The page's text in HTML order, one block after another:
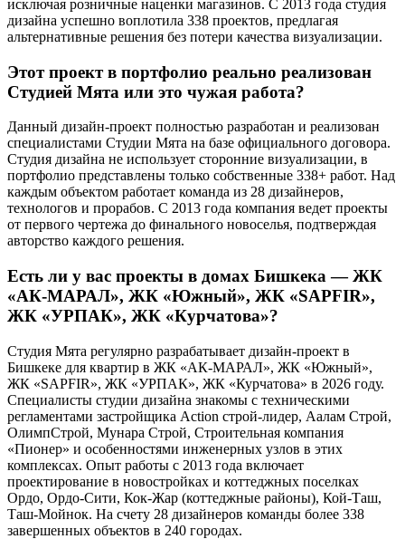
исключая розничные наценки магазинов. С 2013 года студия
дизайна успешно воплотила 338 проектов, предлагая
альтернативные решения без потери качества визуализации.
Этот проект в портфолио реально реализован
Студией Мята или это чужая работа?
Данный дизайн-проект полностью разработан и реализован
специалистами Студии Мята на базе официального договора.
Студия дизайна не использует сторонние визуализации, в
портфолио представлены только собственные 338+ работ. Над
каждым объектом работает команда из 28 дизайнеров,
технологов и прорабов. С 2013 года компания ведет проекты
от первого чертежа до финального новоселья, подтверждая
авторство каждого решения.
Есть ли у вас проекты в домах Бишкека — ЖК
«АК-МАРАЛ», ЖК «Южный», ЖК «SAPFIR»,
ЖК «УРПАК», ЖК «Курчатова»?
Студия Мята регулярно разрабатывает дизайн-проект в
Бишкеке для квартир в ЖК «АК-МАРАЛ», ЖК «Южный»,
ЖК «SAPFIR», ЖК «УРПАК», ЖК «Курчатова» в 2026 году.
Специалисты студии дизайна знакомы с техническими
регламентами застройщика Action строй-лидер, Аалам Строй,
ОлимпСтрой, Мунара Строй, Строительная компания
«Пионер» и особенностями инженерных узлов в этих
комплексах. Опыт работы с 2013 года включает
проектирование в новостройках и коттеджных поселках
Ордо, Ордо-Сити, Кок-Жар (коттеджные районы), Кой-Таш,
Таш-Мойнок. На счету 28 дизайнеров команды более 338
завершенных объектов в 240 городах.